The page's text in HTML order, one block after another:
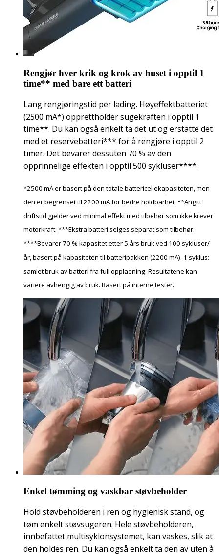
Rengjør hver krik og krok av huset i opptil 1
time** med bare ett batteri
Lang rengjøringstid per lading. Høyeffektbatteriet
(2500 mA*) opprettholder sugekraften i opptil 1
time**. Du kan også enkelt ta det ut og erstatte det
med et reservebatteri*** for å rengjøre i opptil 2
timer. Det bevarer dessuten 70 % av den
opprinnelige effekten i opptil 500 sykluser****.
*2500 mA er basert på den totale battericellekapasiteten, men
den er begrenset til 2200 mA for bedre holdbarhet. **Angitt
driftstid gjelder ved minimal effekt med tilbehør som ikke krever
motorkraft. ***Ekstra batteri selges separat som tilbehør.
****Bevarer 70 % kapasitet etter 5 års bruk ved 100 sykluser/
år, basert på kapasiteten til batteripakken (2200 mA). 1 syklus:
samlet bruk av batteri fra full oppladning. Resultatene kan
variere avhengig av bruk. Basert på interne tester.
Enkel tømming og vaskbar støvbeholder
Hold støvbeholderen i ren og hygienisk stand, og
tøm enkelt støvsugeren. Hele støvbeholderen,
innbefattet multisyklonsystemet, kan vaskes, slik at
den holdes ren. Du kan også enkelt ta den av uten å